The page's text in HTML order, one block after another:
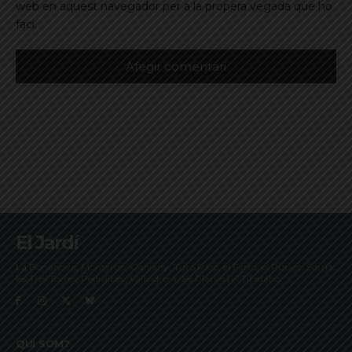
web en aquest navegador per a la propera vegada que ho
faci.
El Jardí
La Bonanova, Monterols, Galvany, Turó Parc, el Farró, el Putxet, Sarrià,
les Tres Torres, Pedralbes, Vallvidrera, les Planes i el Tibidabo
QUI SOM?